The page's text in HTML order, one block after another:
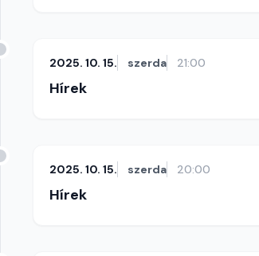
2025. 10. 15. szerda 21:00
Hírek
2025. 10. 15. szerda 20:00
Hírek